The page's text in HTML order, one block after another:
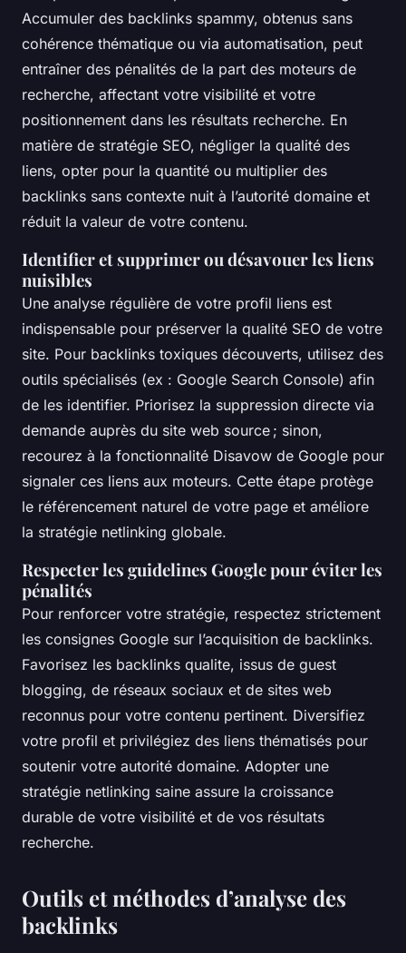
Accumuler des backlinks spammy, obtenus sans
cohérence thématique ou via automatisation, peut
entraîner des pénalités de la part des moteurs de
recherche, affectant votre visibilité et votre
positionnement dans les résultats recherche. En
matière de stratégie SEO, négliger la qualité des
liens, opter pour la quantité ou multiplier des
backlinks sans contexte nuit à l’autorité domaine et
réduit la valeur de votre contenu.
Identifier et supprimer ou désavouer les liens
nuisibles
Une analyse régulière de votre profil liens est
indispensable pour préserver la qualité SEO de votre
site. Pour backlinks toxiques découverts, utilisez des
outils spécialisés (ex : Google Search Console) afin
de les identifier. Priorisez la suppression directe via
demande auprès du site web source ; sinon,
recourez à la fonctionnalité Disavow de Google pour
signaler ces liens aux moteurs. Cette étape protège
le référencement naturel de votre page et améliore
la stratégie netlinking globale.
Respecter les guidelines Google pour éviter les
pénalités
Pour renforcer votre stratégie, respectez strictement
les consignes Google sur l’acquisition de backlinks.
Favorisez les backlinks qualite, issus de guest
blogging, de réseaux sociaux et de sites web
reconnus pour votre contenu pertinent. Diversifiez
votre profil et privilégiez des liens thématisés pour
soutenir votre autorité domaine. Adopter une
stratégie netlinking saine assure la croissance
durable de votre visibilité et de vos résultats
recherche.
Outils et méthodes d’analyse des
backlinks